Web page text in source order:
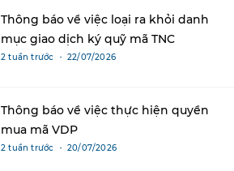
Thông báo về việc loại ra khỏi danh
mục giao dịch ký quỹ mã TNC
2 tuần trước ・ 22/07/2026
Thông báo về việc thực hiện quyền
mua mã VDP
2 tuần trước ・ 20/07/2026